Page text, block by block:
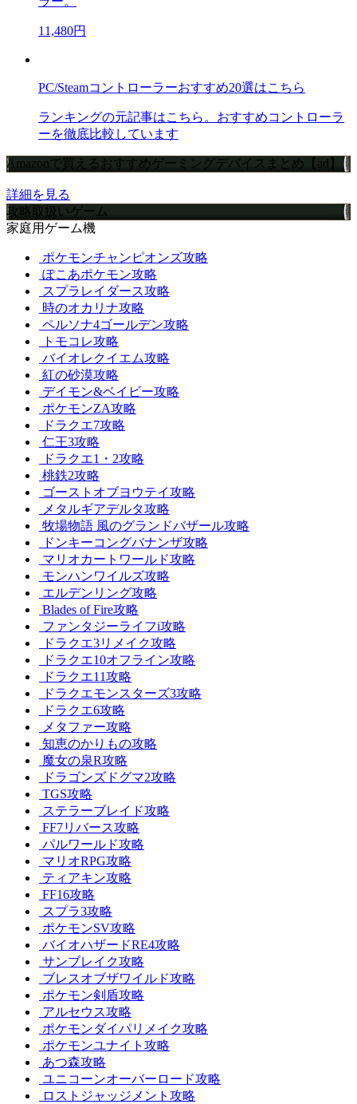
11,480円
PC/Steamコントローラーおすすめ20選はこちら
ランキングの元記事はこちら。おすすめコントローラ
ーを徹底比較しています
Amazonで買えるおすすめゲーミングデバイスまとめ【ad】
詳細を見る
攻略取扱いゲーム
家庭用ゲーム機
ポケモンチャンピオンズ攻略
ぽこあポケモン攻略
スプラレイダース攻略
時のオカリナ攻略
ペルソナ4ゴールデン攻略
トモコレ攻略
バイオレクイエム攻略
紅の砂漠攻略
デイモン&ベイビー攻略
ポケモンZA攻略
ドラクエ7攻略
仁王3攻略
ドラクエ1・2攻略
桃鉄2攻略
ゴーストオブヨウテイ攻略
メタルギアデルタ攻略
牧場物語 風のグランドバザール攻略
ドンキーコングバナンザ攻略
マリオカートワールド攻略
モンハンワイルズ攻略
エルデンリング攻略
Blades of Fire攻略
ファンタジーライフi攻略
ドラクエ3リメイク攻略
ドラクエ10オフライン攻略
ドラクエ11攻略
ドラクエモンスターズ3攻略
ドラクエ6攻略
メタファー攻略
知恵のかりもの攻略
魔女の泉R攻略
ドラゴンズドグマ2攻略
TGS攻略
ステラーブレイド攻略
FF7リバース攻略
パルワールド攻略
マリオRPG攻略
ティアキン攻略
FF16攻略
スプラ3攻略
ポケモンSV攻略
バイオハザードRE4攻略
サンブレイク攻略
ブレスオブザワイルド攻略
ポケモン剣盾攻略
アルセウス攻略
ポケモンダイパリメイク攻略
ポケモンユナイト攻略
あつ森攻略
ユニコーンオーバーロード攻略
ロストジャッジメント攻略